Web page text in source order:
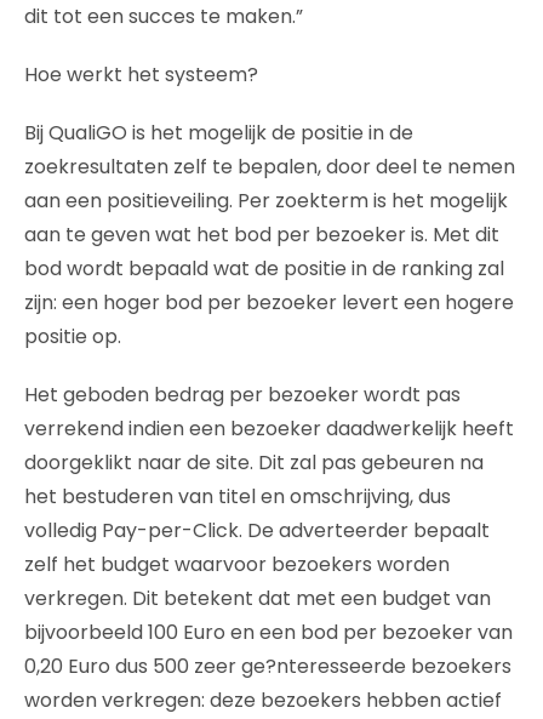
dit tot een succes te maken.”
Hoe werkt het systeem?
Bij QualiGO is het mogelijk de positie in de
zoekresultaten zelf te bepalen, door deel te nemen
aan een positieveiling. Per zoekterm is het mogelijk
aan te geven wat het bod per bezoeker is. Met dit
bod wordt bepaald wat de positie in de ranking zal
zijn: een hoger bod per bezoeker levert een hogere
positie op.
Het geboden bedrag per bezoeker wordt pas
verrekend indien een bezoeker daadwerkelijk heeft
doorgeklikt naar de site. Dit zal pas gebeuren na
het bestuderen van titel en omschrijving, dus
volledig Pay-per-Click. De adverteerder bepaalt
zelf het budget waarvoor bezoekers worden
verkregen. Dit betekent dat met een budget van
bijvoorbeeld 100 Euro en een bod per bezoeker van
0,20 Euro dus 500 zeer ge?nteresseerde bezoekers
worden verkregen: deze bezoekers hebben actief